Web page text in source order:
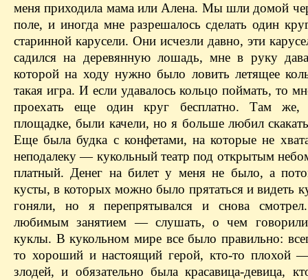
меня приходила мама или Алена. Мы шли домой
поле, и иногда мне разрешалось сделать один
старинной карусели. Они исчезли давно, эти
садился на деревянную лошадь, мне в руку
которой на ходу нужно было ловить летящее
такая игра. И если удавалось кольцо поймать, то
проехать еще один круг бесплатно. Там же,
площадке, были качели, но я больше любил
Еще была будка с конфетами, на которые не
неподалеку — кукольный театр под открытым
платный. Денег на билет у меня не было, а
кусты, в которых можно было прятаться и видеть
гоняли, но я перепрятывался и снова
любимым занятием — слушать, о чем
куклы. В кукольном мире все было правильно:
то хороший и настоящий герой, кто-то плохой
злодей, и обязательно была красавица-девица,